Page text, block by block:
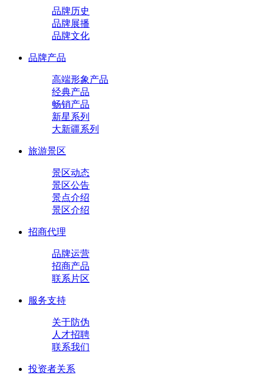
品牌历史
品牌展播
品牌文化
品牌产品
高端形象产品
经典产品
畅销产品
新星系列
大新疆系列
旅游景区
景区动态
景区公告
景点介绍
景区介绍
招商代理
品牌运营
招商产品
联系片区
服务支持
关于防伪
人才招聘
联系我们
投资者关系